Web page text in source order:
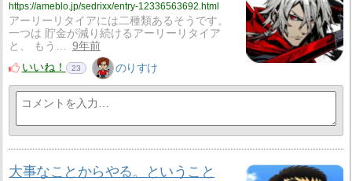
https://ameblo.jp/sedrixx/entry-12336563692.html
アーリーリタイアには二種類あるそうです。
一つは 貯金が減り続けるアーリーリタイア
と、 もう…
9年前
いいね！
23 のりすけ
大事なことからやる。ということ